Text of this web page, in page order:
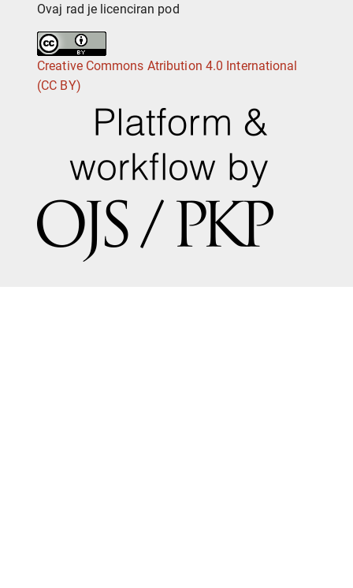
Ovaj rad je licenciran pod
Creative Commons Atribution 4.0 International
(CC BY)